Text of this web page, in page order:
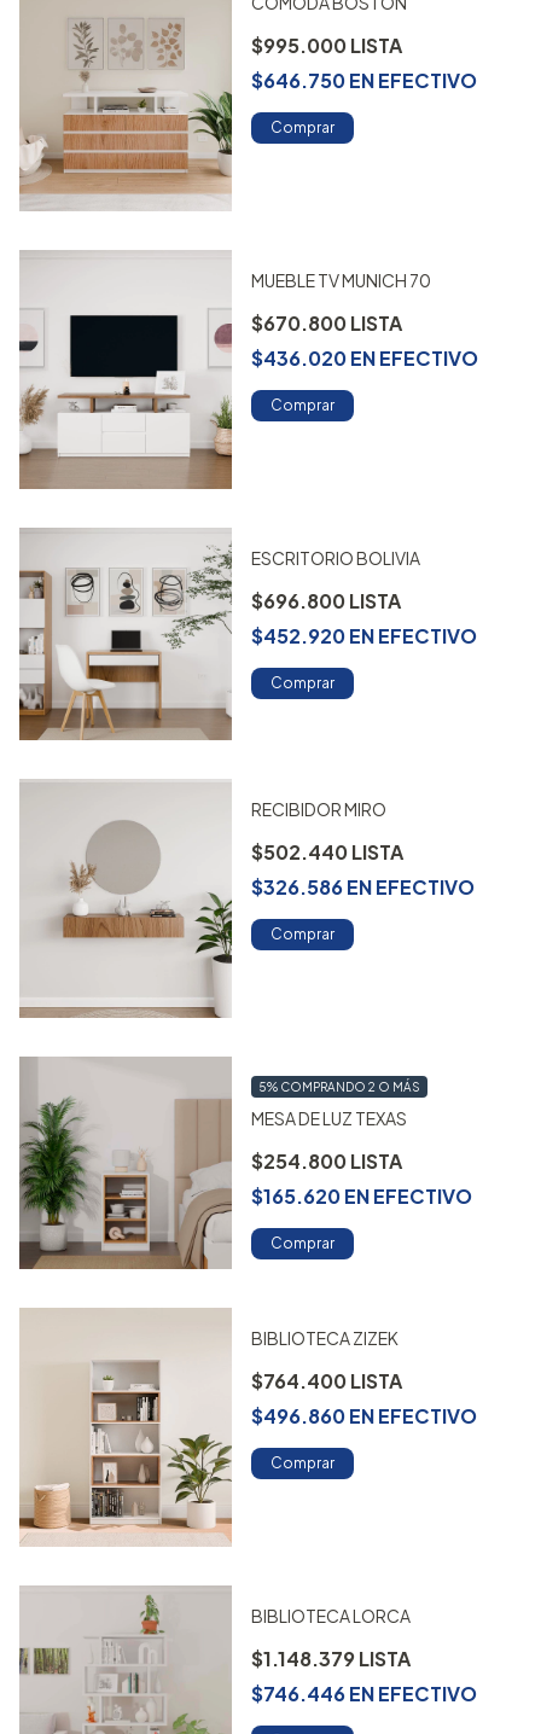
$995.000
$646.750ENEFECTIVO
Comprar
MUEBLE TV MUNICH 70
$670.800
$436.020ENEFECTIVO
Comprar
ESCRITORIO BOLIVIA
$696.800
$452.920ENEFECTIVO
Comprar
RECIBIDOR MIRO
$502.440
$326.586ENEFECTIVO
Comprar
MESA DE LUZ TEXAS
$254.800
5% COMPRANDO 2 O MÁS
$165.620ENEFECTIVO
Comprar
BIBLIOTECA ZIZEK
$764.400
$496.860ENEFECTIVO
Comprar
BIBLIOTECA LORCA
$1.148.379
$746.446ENEFECTIVO